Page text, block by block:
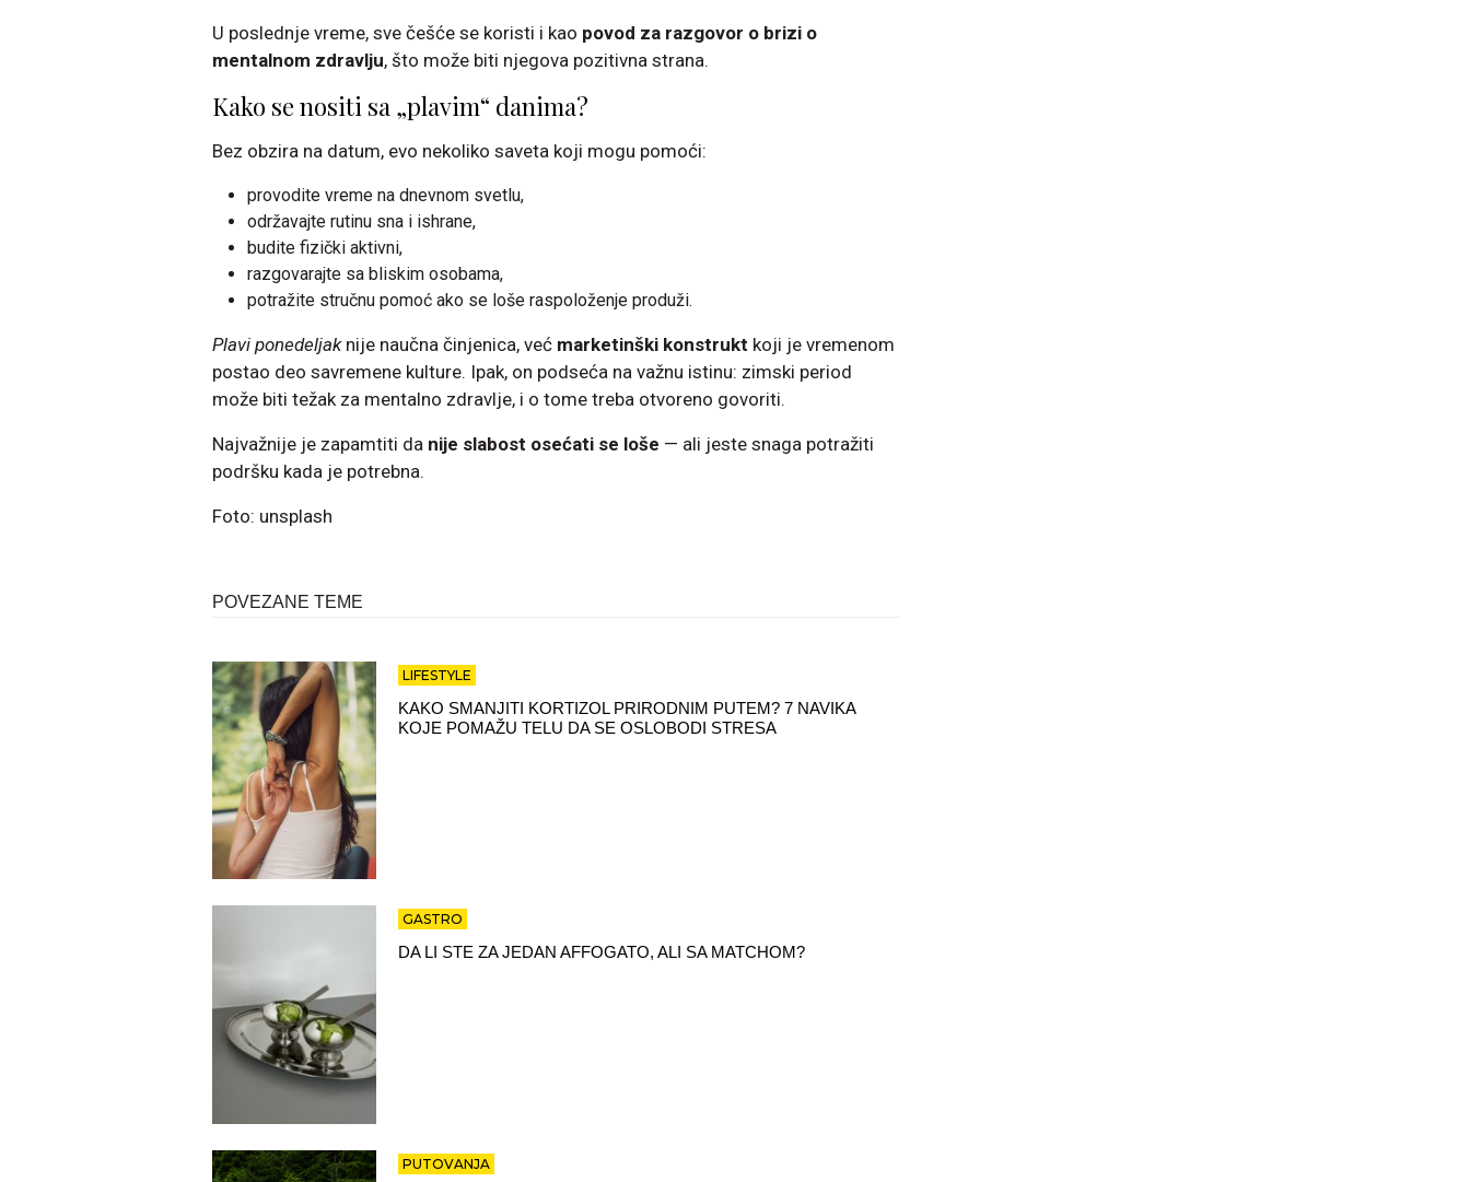
U poslednje vreme, sve češće se koristi i kao povod za razgovor o brizi o
mentalnom zdravlju, što može biti njegova pozitivna strana.
Kako se nositi sa „plavim“ danima?
Bez obzira na datum, evo nekoliko saveta koji mogu pomoći:
provodite vreme na dnevnom svetlu,
održavajte rutinu sna i ishrane,
budite fizički aktivni,
razgovarajte sa bliskim osobama,
potražite stručnu pomoć ako se loše raspoloženje produži.
Plavi ponedeljaknije naučna činjenica, već marketinški konstrukt koji je vremenom
postao deo savremene kulture. Ipak, on podseća na važnu istinu: zimski period
može biti težak za mentalno zdravlje, i o tome treba otvoreno govoriti.
Najvažnije je zapamtiti da nije slabost osećati se loše — ali jeste snaga potražiti
podršku kada je potrebna.
Foto: unsplash
POVEZANE TEME
LIFESTYLE
KAKO SMANJITI KORTIZOL PRIRODNIM PUTEM? 7 NAVIKA
KOJE POMAŽU TELU DA SE OSLOBODI STRESA
GASTRO
DA LI STE ZA JEDAN AFFOGATO, ALI SA MATCHOM?
PUTOVANJA